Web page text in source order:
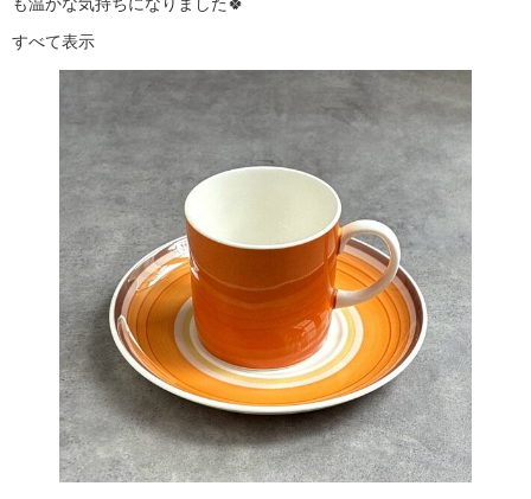
すべて表示